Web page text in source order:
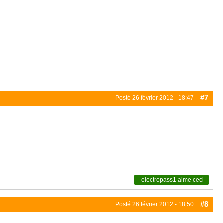
Posté 26 février 2012 - 18:47 #7
electropass1 aime ceci
Posté 26 février 2012 - 18:50 #8